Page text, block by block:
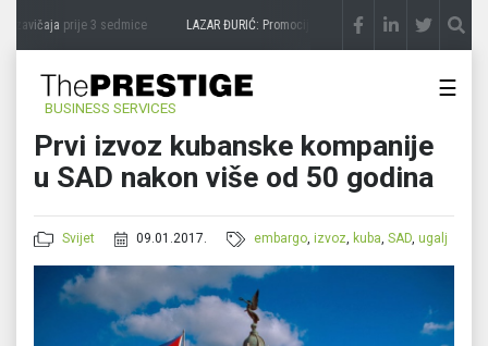
zavičajaprije 3 sedmice LAZAR ĐURIĆ: Promocija potencijal pretvara u destinaciju
BUSINESS SERVICES
☰
Prvi izvoz kubanske kompanije
u SAD nakon više od 50 godina
Svijet 09.01.2017. embargo,izvoz, kuba,SAD,ugalj